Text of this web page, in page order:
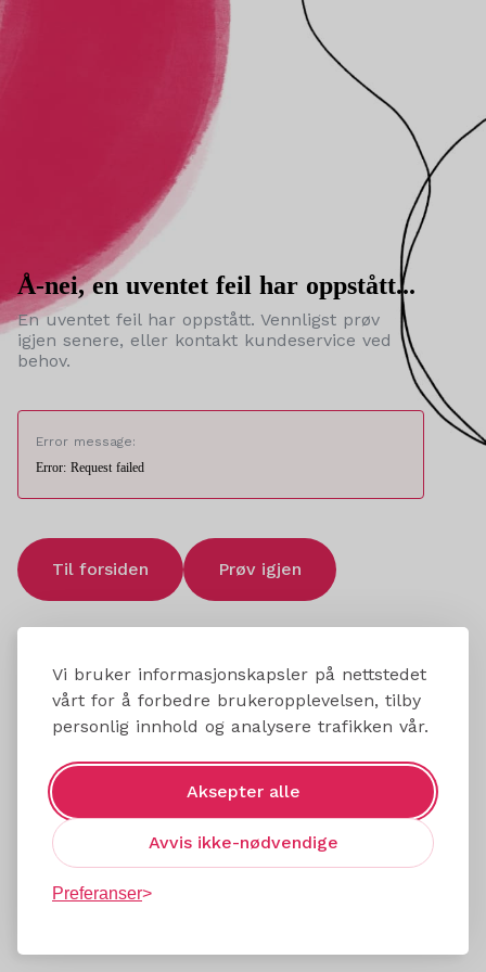
Vi bruker informasjonskapsler på nettstedet
vårt for å forbedre brukeropplevelsen, tilby
personlig innhold og analysere trafikken vår.
Aksepter alle
Avvis ikke-nødvendige
Preferanser
Å-nei, en uventet feil har oppstått...
En uventet feil har oppstått. Vennligst prøv
igjen senere, eller kontakt kundeservice ved
behov.
Error message:
Error: Request failed
Til forsiden Prøv igjen